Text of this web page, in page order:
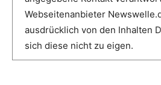
Webseitenanbieter
ausdrücklich von den Inhalten
sich diese nicht zu eigen.